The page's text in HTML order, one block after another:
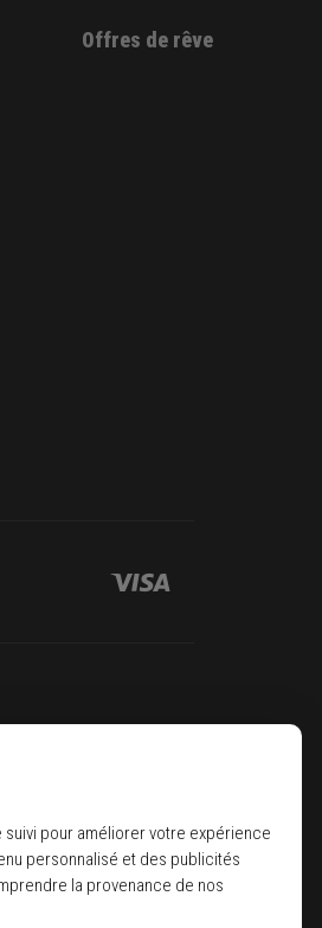
pour améliorer votre expérience
personnalisé et des publicités
la provenance de nos
Offres de rêve